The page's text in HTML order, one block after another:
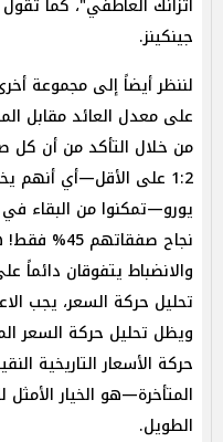
جينكينز.
لننظر أيضاً إلى مجموعة
من خلال التأكد من أن
يورو—تمكنوا من البقاء
نجاح
والانضباط يتفوقان دائماً
تحليل حركة السعر، يجب
حركة الأسعار التاريخية
المتأخرة—هو الخيار
الطويل.